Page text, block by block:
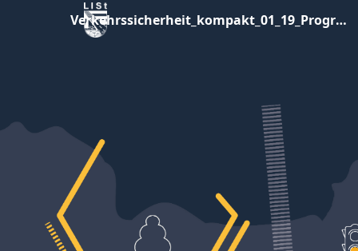
Verkehrssicherheit_kompakt_01_19_Programm10x10.pdf